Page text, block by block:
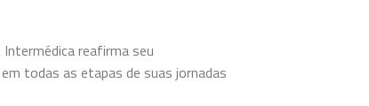
reafirma seu
todas as etapas de suas jornadas